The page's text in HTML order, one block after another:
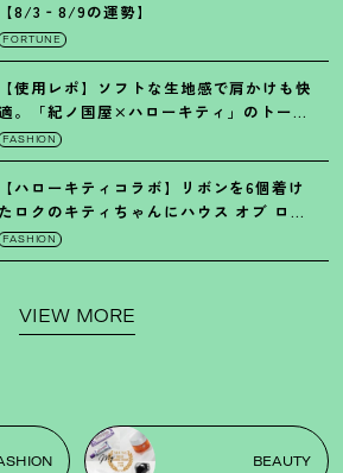
【8/3‐8/9の運勢】
FORTUNE
【使用レポ】ソフトな生地感で肩かけも快
。「紀ノ国屋×ハローキティ」のトート
ガシガシ使えて最高です
FASHION
【ハローキティコラボ】リボンを6個着け
たロクのキティちゃんにハウス オブ ロー
の限定パケも
FASHION
VIEW MORE
BEAUTY